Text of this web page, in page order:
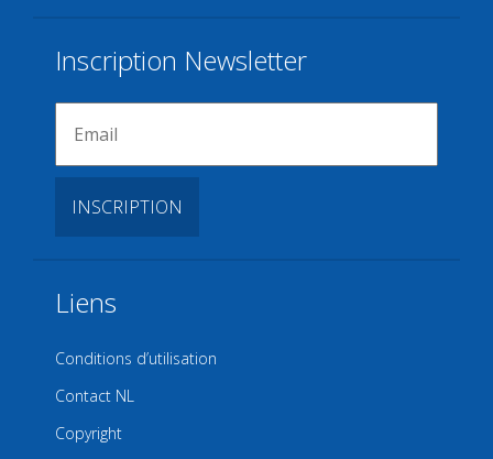
Inscription Newsletter
Liens
Conditions d’utilisation
Contact NL
Copyright